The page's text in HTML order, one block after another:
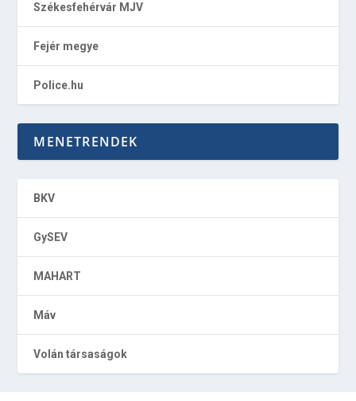
Székesfehérvár MJV
Fejér megye
Police.hu
MENETRENDEK
BKV
GySEV
MAHART
Máv
Volán társaságok